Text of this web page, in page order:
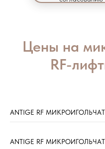
Цены на
RF-
ANTIGE RF
ANTIGE RF